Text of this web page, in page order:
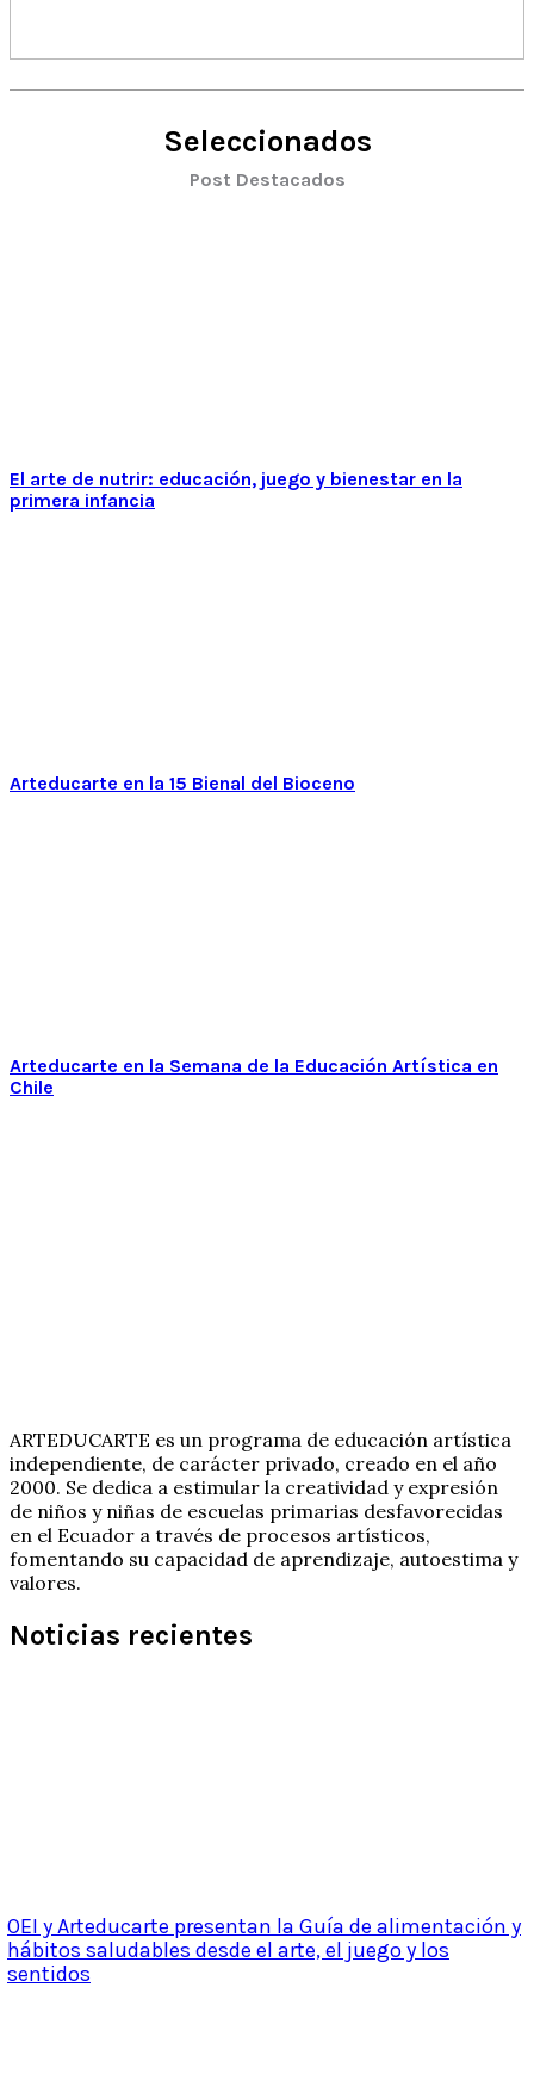
Seleccionados
Post Destacados
El arte de nutrir: educación, juego y bienestar en la
primera infancia
Arteducarte en la 15 Bienal del Bioceno
Arteducarte en la Semana de la Educación Artística en
Chile
ARTEDUCARTE es un programa de educación artística
independiente, de carácter privado, creado en el año
2000. Se dedica a estimular la creatividad y expresión
de niños y niñas de escuelas primarias desfavorecidas
en el Ecuador a través de procesos artísticos,
fomentando su capacidad de aprendizaje, autoestima y
valores.
Noticias recientes
OEI y Arteducarte presentan la Guía de alimentación y
hábitos saludables desde el arte, el juego y los
sentidos